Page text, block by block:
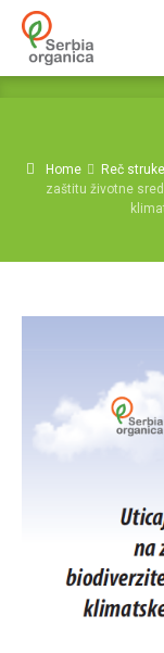
Home Reč struke
zaštitu životne